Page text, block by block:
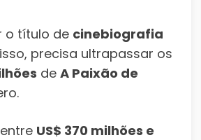
o título de cinebiografia
precisa ultrapassar os
de A Paixão de
US$ 370 milhões e